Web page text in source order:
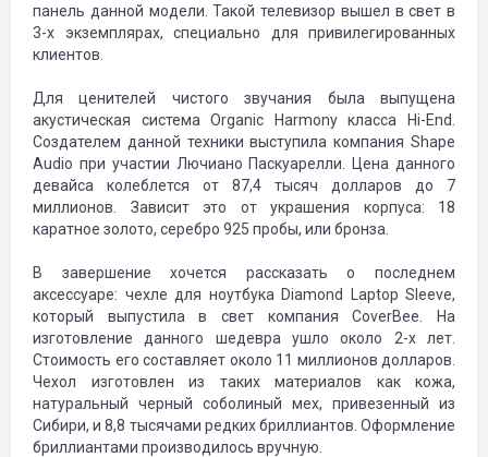
панель данной модели. Такой телевизор вышел в свет в
3-х экземплярах, специально для привилегированных
клиентов.
Для ценителей чистого звучания была выпущена
акустическая система Organic Harmony класса Hi-End.
Создателем данной техники выступила компания Shape
Audio при участии Лючиано Паскуарелли. Цена данного
девайса колеблется от 87,4 тысяч долларов до 7
миллионов. Зависит это от украшения корпуса: 18
каратное золото, серебро 925 пробы, или бронза.
В завершение хочется рассказать о последнем
аксессуаре: чехле для ноутбука Diamond Laptop Sleeve,
который выпустила в свет компания CoverBee. На
изготовление данного шедевра ушло около 2-х лет.
Стоимость его составляет около 11 миллионов долларов.
Чехол изготовлен из таких материалов как кожа,
натуральный черный соболиный мех, привезенный из
Сибири, и 8,8 тысячами редких бриллиантов. Оформление
бриллиантами производилось вручную.